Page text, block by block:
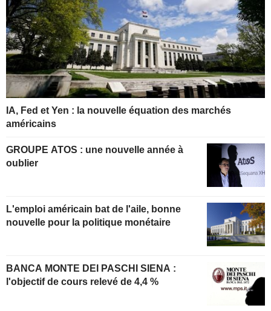
IA, Fed et Yen : la nouvelle équation des marchés
américains
GROUPE ATOS : une nouvelle année à
oublier
L'emploi américain bat de l'aile, bonne
nouvelle pour la politique monétaire
BANCA MONTE DEI PASCHI SIENA :
l'objectif de cours relevé de 4,4 %